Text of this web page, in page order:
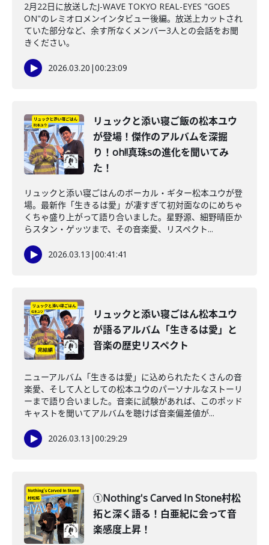
2月22日に放送したJ-WAVE TOKYO REAL-EYES "GOES
ON"のレミオロメンインタビュー後編。放送上カットされ
ていた部分など、余す所なくメンバー3人との会話をお聞
きください。
2026.03.20 |00:23:09
リュックと添い寝ご飯の松本ユウ
が登場！傑作のアルバムを深掘
り！oh!!真珠sの進化を聞いてみ
た！
リュックと添い寝ごはんのボーカル・ギター松本ユウが登
場。最新作「生きるは愛」が凄すぎて初対面なのにめちゃ
くちゃ盛り上がって語り合いました。星野源、細野晴臣か
らスタン・ゲッツまで、その音楽愛、リスペクト...
2026.03.13 |00:41:41
リュックと添い寝ごはん松本ユウ
が語るアルバム「生きるは愛」と
音楽の歴史リスペクト
ニューアルバム「生きるは愛」に込められたたくさんの音
楽愛、そして人としての松本ユウのパーソナルなストーリ
ーまで語り合いました。音楽に試験があれば、このポッド
キャストを聞いてアルバムを聴けば音楽偏差値が...
2026.03.13 |00:29:29
①Nothing's Carved In Stone村松
拓と深く語る！白亜紀に会って音
楽感度上昇！